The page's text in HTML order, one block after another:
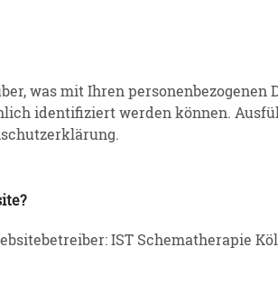
was mit Ihren perso­nen­be­zo­genen
identi­fi­ziert werden können.
IST Schema­the­rapie